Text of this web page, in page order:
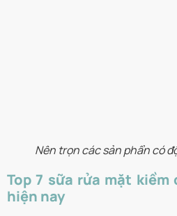
Nên trọn các sản phẩn có
Top 7 sữa rửa mặt
hiện nay